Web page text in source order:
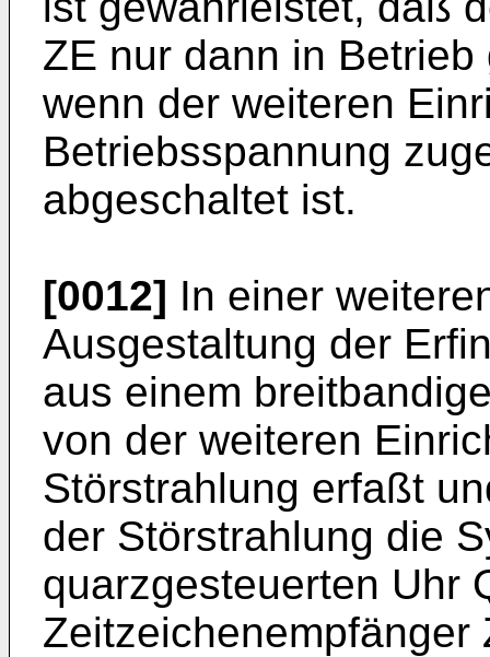
ZE nur dann in
wenn der weiteren
Betriebsspannung
abgeschaltet ist.
[0012] In einer
Ausgestaltung der
aus einem
von der weiteren
Störstrahlung erfaßt
der Störstrahlung die
quarzgesteuerten Uhr
Zeitzeichenempfänger